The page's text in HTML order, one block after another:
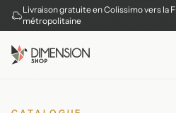
Livraison gratuite en Colissimo vers la
métropolitaine